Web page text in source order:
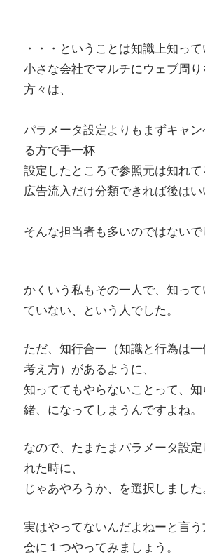
・・・ということは知識上知って
小さな会社でマルチにウェブ周
方々は、
パラメータ設定よりもまずキャ
る方で手一杯
設定したところで参照元は知れて
広告流入だけ分類できれば後は
そんな担当者も多いのではないで
かくいう私もその一人で、知っ
ていない、という人でした。
ただ、知行合一（知識と行為は
考え方）があるように、
知っててもやらないことって、
緒、になってしまうんですよね。
なので、たまたまパラメータ設
れた時に、
じゃあやろうか、を選択しました
実はやってないんだよねーと言
会に１つやってみましょう。